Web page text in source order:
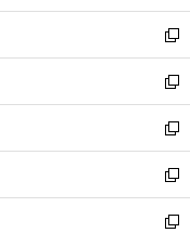
開
く
ウ
で
開
く
ン
ド
ウ
で
開
く
ウ
ィ
ン
ド
ウ
で
開
く
新
し
い
ウ
ィ
ン
ド
ウ
で
新
し
い
ウ
ィ
ン
ド
新
し
い
ウ
ィ
新
し
い
新